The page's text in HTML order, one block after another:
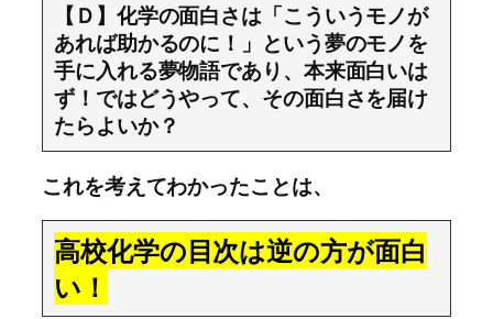
【Ｄ】化学の面白さは「こういうモノが
あれば助かるのに！」という夢のモノを
手に入れる夢物語であり、本来面白いは
ず！ではどうやって、その面白さを届け
たらよいか？
これを考えてわかったことは、
高校化学の目次は逆の方が面白
い！